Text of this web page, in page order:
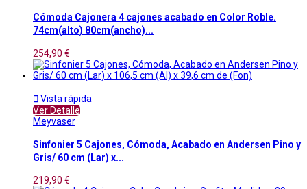
Cómoda Cajonera 4 cajones acabado en Color Roble.
74cm(alto) 80cm(ancho)...
254,90 €
 Vista rápida
Ver Detalle
Meyvaser
Sinfonier 5 Cajones, Cómoda, Acabado en Andersen Pino y
Gris/ 60 cm (Lar) x...
219,90 €